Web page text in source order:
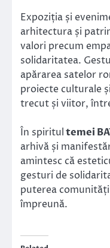
Expoziția și
arhitectura și
valori precum
solidaritatea.
apărarea satelor
proiecte culturale
trecut și viitor,
În spiritultemei
arhivă și
amintesc că
gesturi de
puterea
împreună.